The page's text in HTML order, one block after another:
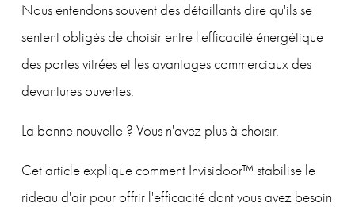
Nous entendons souvent des détaillants dire qu'ils se
sentent obligés de choisir entre l'efficacité énergétique
des portes vitrées et les avantages commerciaux des
devantures ouvertes.
La bonne nouvelle ? Vous n'avez plus à choisir.
Cet article explique comment Invisidoor™ stabilise le
rideau d'air pour offrir l'efficacité dont vous avez besoin